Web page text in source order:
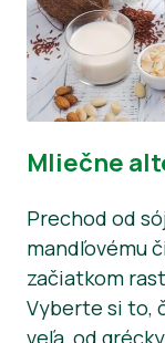
Mliečne
Prechod od
mandľovému
začiatkom
Vyberte si to,